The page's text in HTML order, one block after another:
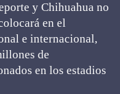
y Chihuahua no
en el
e internacional,
de
en los estadios